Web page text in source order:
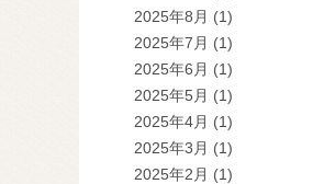
2025年8月 (1)
2025年7月 (1)
2025年6月 (1)
2025年5月 (1)
2025年4月 (1)
2025年3月 (1)
2025年2月 (1)